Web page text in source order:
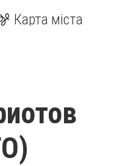
Карта міста